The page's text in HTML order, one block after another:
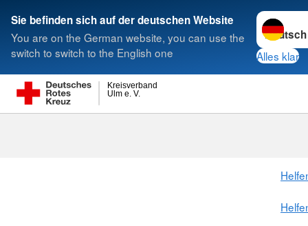
Sie befinden sich auf der deutschen Website
You are on the German website, you can use the
switch to switch to the English one
Sprache
Alles klar
Ulm e. V.
Kreisverband
Suche